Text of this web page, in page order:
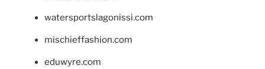
watersportslagonissi.com
mischieffashion.com
eduwyre.com